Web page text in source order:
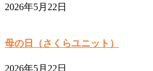
2026年5月22日
母の日（さくらユニット）
2026年5月22日